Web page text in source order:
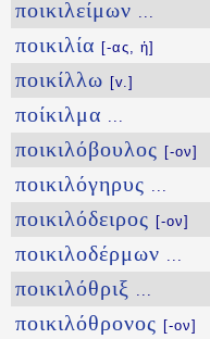
ποικιλείμων ...
ποικιλία [-ας, ἡ]
ποικίλλω [v.]
ποίκιλμα ...
ποικιλόβουλος [-ον]
ποικιλόγηρυς ...
ποικιλόδειρος [-ον]
ποικιλοδέρμων ...
ποικιλόθριξ ...
ποικιλόθρονος [-ον]